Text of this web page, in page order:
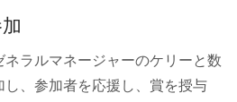
ラルマネージャーのケリーと数
し、参加者を応援し、賞を授与